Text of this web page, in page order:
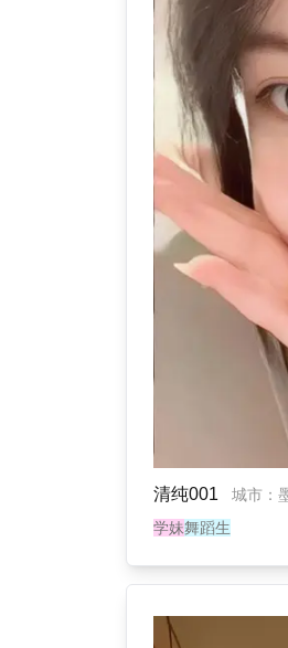
清纯001 城市 ：
学妹舞蹈生